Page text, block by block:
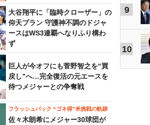
大谷翔平に「臨時クローザー」の
仰天プラン 守護神不調のドジャ
ースはWS3連覇へなりふり構わ
ず
巨人が今オフにも菅野智之を“買
戻し”へ…完全復活の元エースを
待つメジャーとの争奪戦
フラッシュバック “ゴネ得”米挑戦の軌跡
佐々木朗希にメジャー30球団が
9
10